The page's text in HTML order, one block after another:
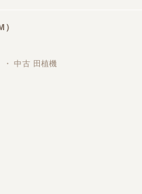
・ 中古 田植機